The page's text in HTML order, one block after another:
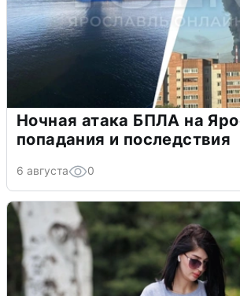
Ночная атака БПЛА на
попадания и последствия
6 августа 0